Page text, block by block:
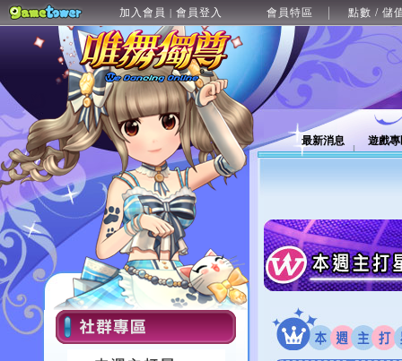
加入會員 | 會員登入 會員特區 點數 / 儲
最新消息 遊戲